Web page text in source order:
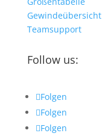
Gewindeübersicht
Teamsupport
Follow us:
Folgen
Folgen
Folgen